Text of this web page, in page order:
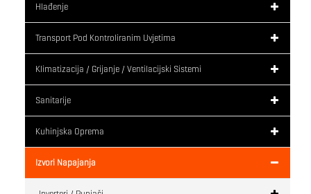
Hlađenje
Transport Pod Kontroliranim Uvjetima
Klimatizacija / Grijanje / Ventilacijski Sistemi
Sanitarije
Kuhinjska Oprema
Izvori Napajanja